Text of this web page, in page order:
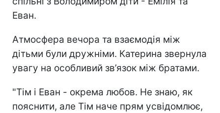
Еван.
Атмосфера вечора та взаємодія між
дітьми були дружніми. Катерина звернула
увагу на особливий зв’язок між братами.
"Тім і Еван - окрема любов. Не знаю, як
пояснити, але Тім наче прям усвідомлює,